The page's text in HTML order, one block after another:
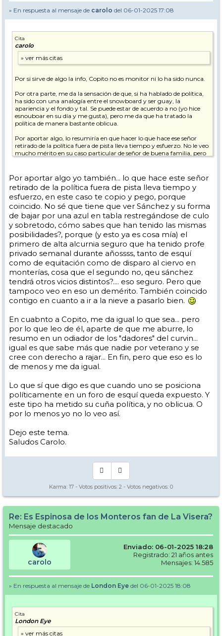
» En respuesta al mensaje de carolo del 06-01-2025 17:08
Cita
carolo
Por si sirve de algo la info, Copito no es monitor ni lo ha sido nunca.
Por otra parte, me da la sensación de que, si ha hablado de política,
ha sido con una analogía entre el snowboard y ser guay, la
apariencia y el fondo y tal. Se puede estar de acuerdo a no (yo hice
esnouboar en su día y me gusta), pero me da que ha tratado la
política de manera bastante oblicua.
Por aportar algo, lo resumiría en que hacer lo que hace ese señor
retirado de la política fuera de pista lleva tiempo y esfuerzo. No le veo
mucho mérito en su caso particular de señor de buena familia, pero
a pasarlo bien, y ya.
Por aportar algo yo también... lo que hace este señor
retirado de la política fuera de pista lleva tiempo y
esfuerzo, en este caso te copio y pego, porque
coincido. No sé que tiene que ver Sánchez y su forma
de bajar por una azul en tabla restregándose de culo
y sobretodo, cómo sabes que han tenido las mismas
posibilidades?, porque (y esto ya es cosa mía) el
primero de alta alcurnia seguro que ha tenido profe
privado semanal durante añossss, tanto de esquí
como de equitación como de disparo al ciervo en
monterías, cosa que el segundo no, qeu sánchez
tendrá otros vicios distintos?.... eso seguro. Pero que
tampoco veo en eso un demérito. También coincido
contigo en cuanto a ir a la nieve a pasarlo bien.
En cuabnto a Copito, me da igual lo que sea... pero
por lo que leo de él, aparte de que me aburre, lo
resumo en un odiador de los "dadores" del curvin...
igual es que sabe más que nadie por veterano y se
cree con derecho a rajar... En fin, pero que eso es lo
de menos y me da igual.
Lo que sí que digo es que cuando uno se posiciona
políticamente en un foro de esquí queda expuesto. Y
este tipo ha metido su cuña política, y no oblicua. O
por lo menos yo no lo veo así.
Dejo este tema.
Saludos Carolo.
Karma: 17 - Votos positivos: 2 - Votos negativos: 0
Re: Es Espinosa de los Monteros fan de La Visera?
Mensaje destacado
carolo
Enviado: 06-01-2025 18:28
Registrado: 21 años antes
Mensajes: 14.585
» En respuesta al mensaje de London Eye del 06-01-2025 18:08
Cita
London Eye